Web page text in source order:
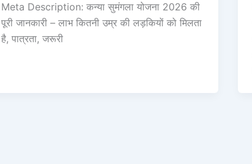
Meta Description: कन्या सुमंगला योजना 2026 की
पूरी जानकारी – लाभ कितनी उम्र की लड़कियों को मिलता
है, पात्रता, जरूरी